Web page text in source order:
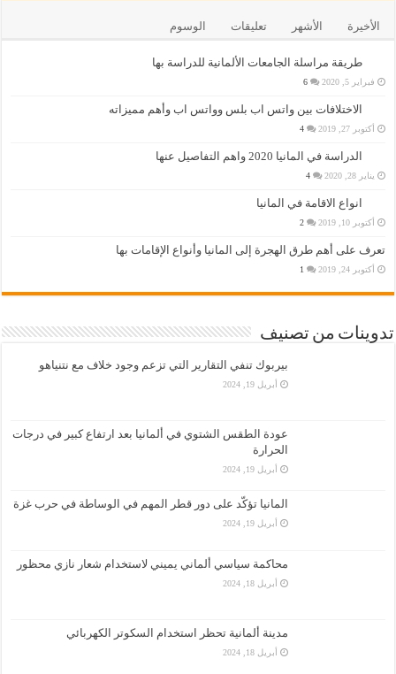
الأخيرة الأشهر تعليقات الوسوم
طريقة مراسلة الجامعات الألمانية للدراسة بها
فبراير 5, 2020 6
الاختلافات بين واتس اب بلس وواتس اب وأهم مميزاته
أكتوبر 27, 2019 4
الدراسة في المانيا 2020 واهم التفاصيل عنها
يناير 28, 2020 4
انواع الاقامة في المانيا
أكتوبر 10, 2019 2
تعرف على أهم طرق الهجرة إلى المانيا وأنواع الإقامات بها
أكتوبر 24, 2019 1
تدوينات من تصنيف
بيربوك تنفي التقارير التي تزعم وجود خلاف مع نتنياهو
أبريل 19, 2024
عودة الطقس الشتوي في ألمانيا بعد ارتفاع كبير في درجات
الحرارة
أبريل 19, 2024
المانيا تؤكّد على دور قطر المهم في الوساطة في حرب غزة
أبريل 19, 2024
محاكمة سياسي ألماني يميني لاستخدام شعار نازي محظور
أبريل 18, 2024
مدينة ألمانية تحظر استخدام السكوتر الكهربائي
أبريل 18, 2024